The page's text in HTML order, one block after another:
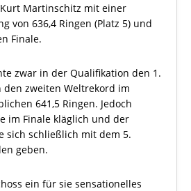
Martinschitz mit einer
von 636,4 Ringen (Platz 5) und
Finale.
zwar in der Qualifikation den 1.
den zweiten Weltrekord im
641,5 Ringen. Jedoch
im Finale kläglich und der
sich schließlich mit dem 5.
geben.
ein für sie sensationelles